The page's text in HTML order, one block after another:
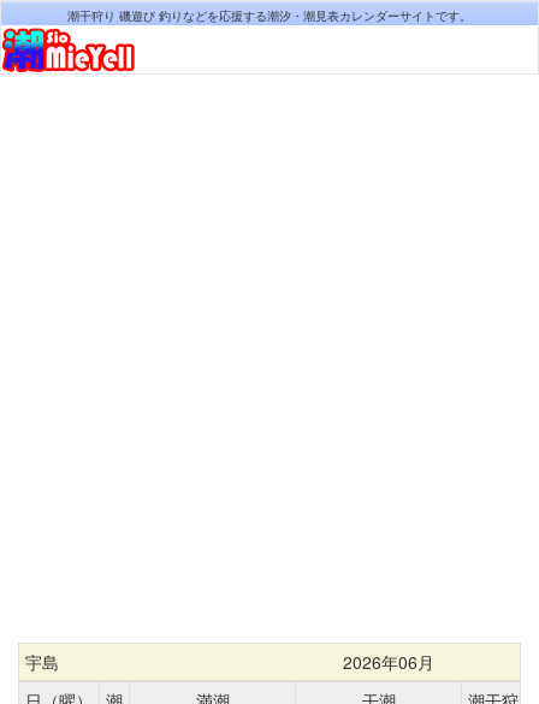
潮干狩り 磯遊び 釣りなどを応援する潮汐・潮見表カレンダーサイトです。
宇島
2026年06月